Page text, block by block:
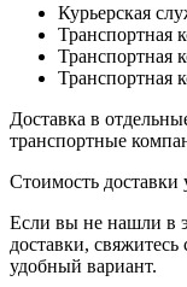
Курьерская
Транспортная
Транспортная
Транспортная
Доставка в
транспортные
Стоимость доставки
Если вы не нашли в
доставки,
удобный вариант.